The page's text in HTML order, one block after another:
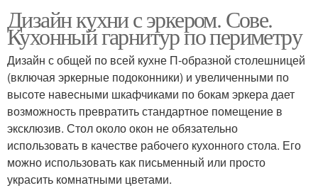
Дизайн кухни с эркером. Сове.
Кухонный гарнитур по периметру
Дизайн с общей по всей кухне П-образной столешницей
(включая эркерные подоконники) и увеличенными по
высоте навесными шкафчиками по бокам эркера дает
возможность превратить стандартное помещение в
эксклюзив. Стол около окон не обязательно
использовать в качестве рабочего кухонного стола. Его
можно использовать как письменный или просто
украсить комнатными цветами.